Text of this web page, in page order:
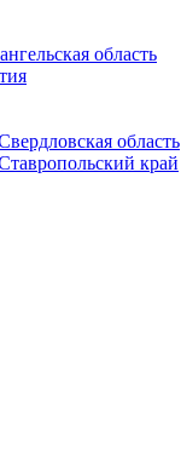
область
область
край